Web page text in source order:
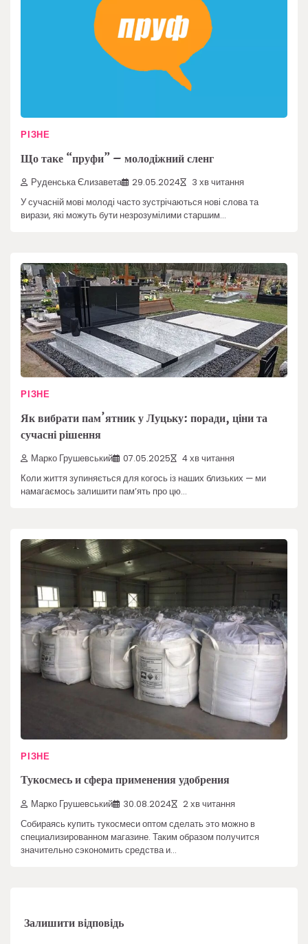
РІЗНЕ
Що таке “пруфи” – молодіжний сленг
Руденська Єлизавета 29.05.2024 3 хв читання
У сучасній мові молоді часто зустрічаються нові слова та
вирази, які можуть бути незрозумілими старшим…
РІЗНЕ
Як вибрати пам’ятник у Луцьку: поради, ціни та
сучасні рішення
Марко Грушевський 07.05.2025 4 хв читання
Коли життя зупиняється для когось із наших близьких — ми
намагаємось залишити пам’ять про цю…
РІЗНЕ
Тукосмесь и сфера применения удобрения
Марко Грушевський 30.08.2024 2 хв читання
Собираясь купить тукосмеси оптом сделать это можно в
специализированном магазине. Таким образом получится
значительно сэкономить средства и…
Залишити відповідь